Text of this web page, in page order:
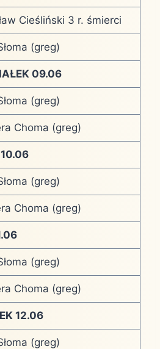
Cieśliński 3 r. śmierci
(greg)
09.06
(greg)
Choma (greg)
(greg)
Choma (greg)
(greg)
Choma (greg)
12.06
(greg)